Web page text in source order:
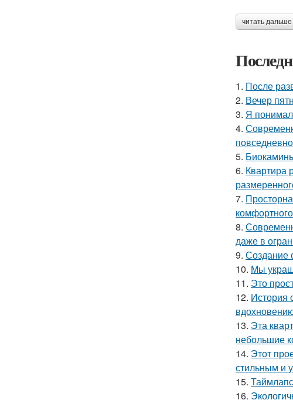
читать
1. После
2. Вечер
3. Я
4.
5.
6. Квартира
7.
8.
даже в
9. Создание
10. Мы
11. Это
12. История
13. Эта
небольшие
14. Этот
стильным и
15.
16.